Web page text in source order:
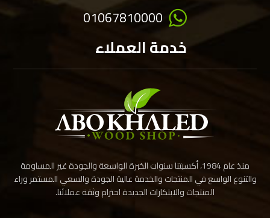
01067810000
خدمة العملاء
منذ عام 1984، أكسبتنا سنوات الخبرة الواسعة والجودة غير المساومة
والتنوع الواسع في المنتجات والخدمة عالية الجودة والسعي المستمر وراء
المنتجات والابتكارات الجديدة احترام وثقة عملائنا.